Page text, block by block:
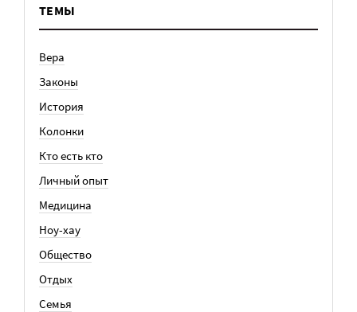
ТЕМЫ
Вера
Законы
История
Колонки
Кто есть кто
Личный опыт
Медицина
Ноу-хау
Общество
Отдых
Семья